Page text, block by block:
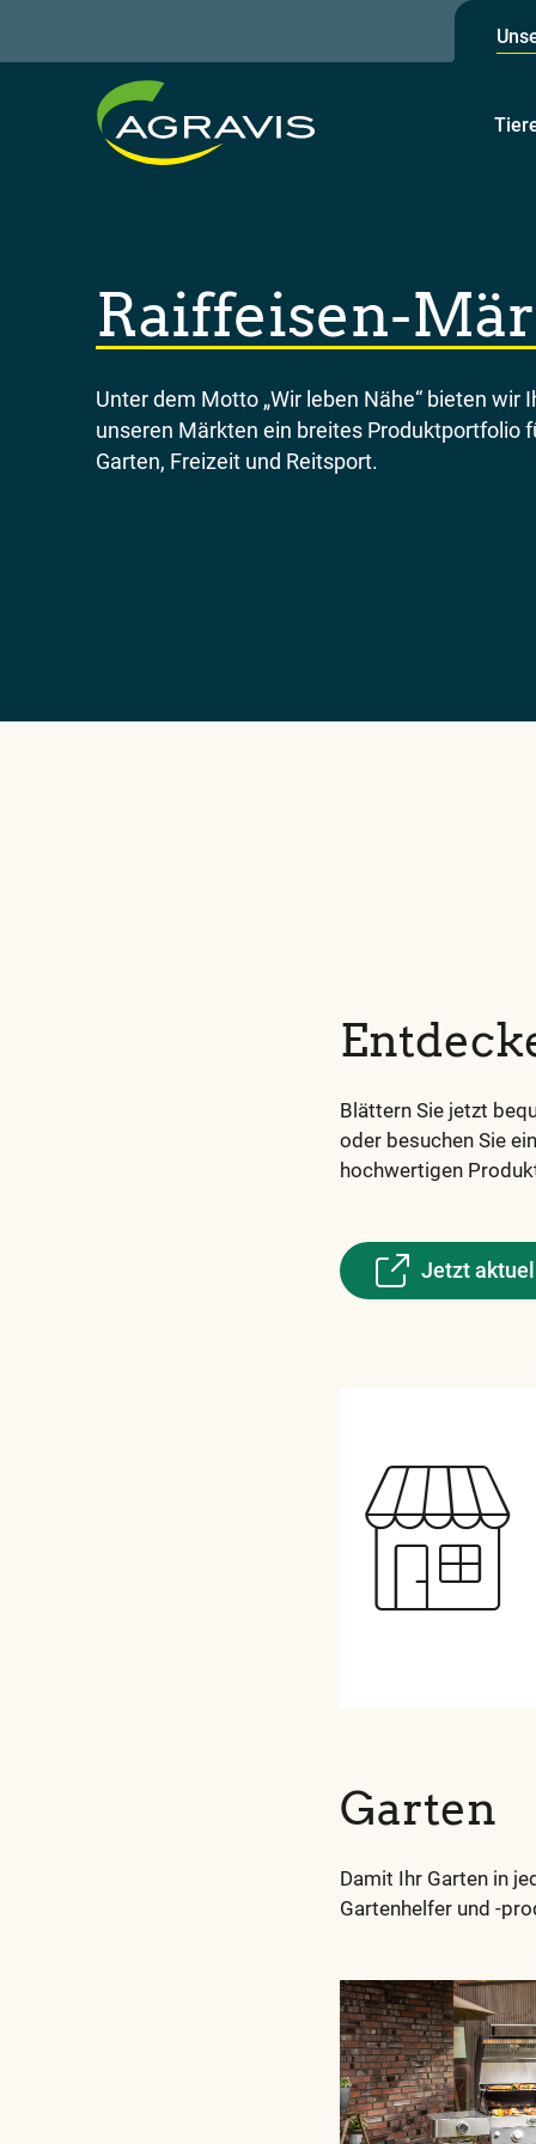
Raiffeisen-
Unter dem Motto „Wir leben Nähe“ bieten wir
unseren Märkten ein breites Produktportfolio
Garten, Freizeit und Reitsport.
Blättern Sie jetzt
oder besuchen Sie
hochwertigen
Jetzt
Garten
Damit Ihr Garten in
Gartenhelfer und -